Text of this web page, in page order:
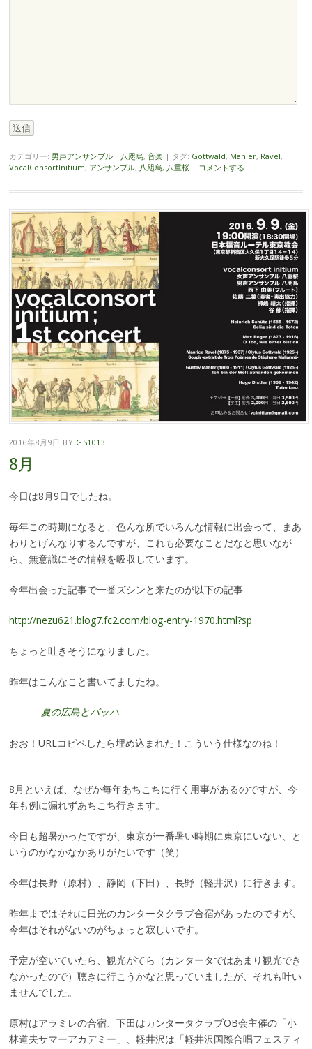
送信
カテゴリー: 男声アンサンブル 八咫烏, 音楽 | タグ: Gottwald, Mahler, Ravel,
VocalConsortInitium, アンサンブル, 八咫烏, 八重桜 | コメントする
2016年8月9日 BY GS1013
8月
今日は8月9日でしたね。
毎年この時期になると、色んな所でいろんな情報に出会って、まあ
わりとげんなりするんですが、これも必要なことだなと思いなが
ら、無意識にその情報を吸収しています。
今年出会った記事で一番ズシンと来たのが以下の記事
http://nezu621.blog7.fc2.com/blog-entry-1970.html?sp
ちょっと吐きそうになりました。
昨年はこんなこと書いてましたね。
夏の広島とバッハ
おお！URLコピペしたら埋め込まれた！こういう仕様なのね！
8月といえば、なぜか毎年あちこちに行く用事があるのですが、今
年も例に漏れずあちこち行きます。
今日も超暑かったですが、東京が一番暑い時期に東京にいない、と
いうのがなかなかありがたいです（笑）
今年は長野（原村）、静岡（下田）、長野（軽井沢）に行きます。
昨年まではそれに日光のカンタータクラブ合宿があったのですが、
今年はそれがないのがちょっと寂しいです。
予定が空いていたら、観光がてら（カンタータではあまり観光でき
なかったので）聴きに行こうかなと思っていましたが、それも叶い
ませんでした。
原村はアラミレの合宿、下田はカンタータクラブOB会主催の「小
林道夫サマーアカデミー」、軽井沢は「軽井沢国際合唱フェスティ